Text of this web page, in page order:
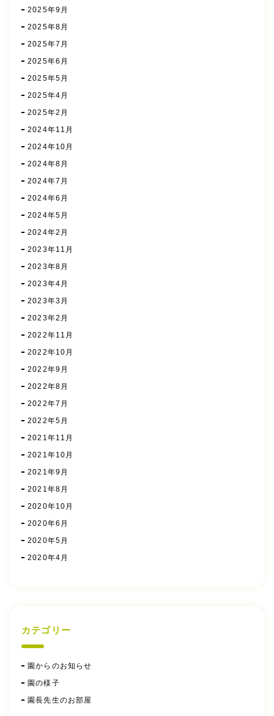
2025年9月
2025年8月
2025年7月
2025年6月
2025年5月
2025年4月
2025年2月
2024年11月
2024年10月
2024年8月
2024年7月
2024年6月
2024年5月
2024年2月
2023年11月
2023年8月
2023年4月
2023年3月
2023年2月
2022年11月
2022年10月
2022年9月
2022年8月
2022年7月
2022年5月
2021年11月
2021年10月
2021年9月
2021年8月
2020年10月
2020年6月
2020年5月
2020年4月
カテゴリー
園からのお知らせ
園の様子
園長先生のお部屋